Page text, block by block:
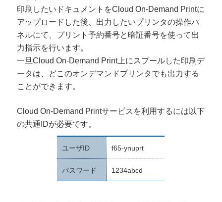
印刷したいドキュメントをCloud On-Demand Printに
アップロードした後、出力したいプリンタの操作パ
ネルにて、プリント予約番号と暗証番号を使って出
力指示を行います。
一旦Cloud On-Demand Print上にスプールした印刷デ
ータは、どこのオンデマンドプリンタでも出力する
ことができます。
Cloud On-Demand Printサービスを利用するには以下
の共通IDが必要です。
ユーザID f65-ynuprt
パスワード 1234abcd